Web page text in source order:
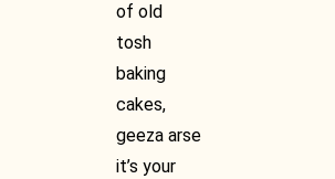
of old
tosh
baking
cakes,
geeza arse
it’s your